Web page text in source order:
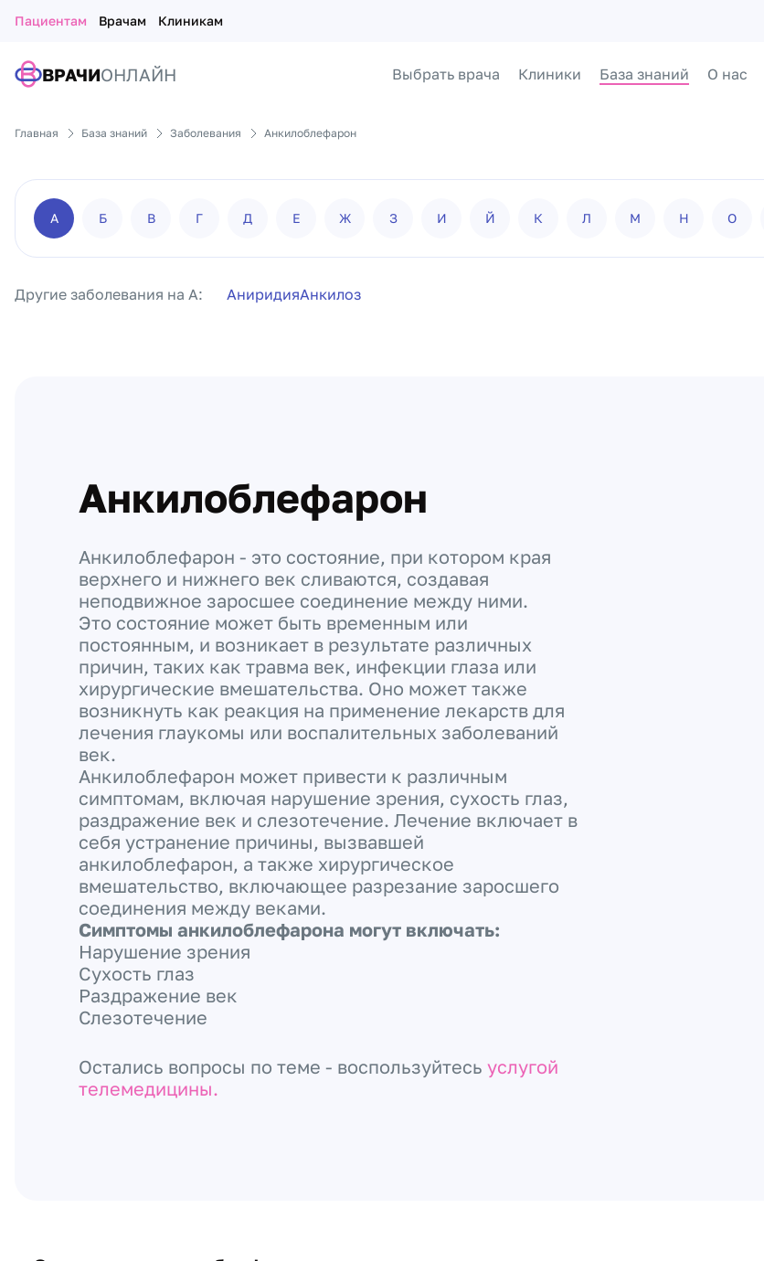
Пациентам Врачам Клиникам
ВРАЧИОНЛАЙН Выбрать врача Клиники База знаний О нас
Главная База знаний Заболевания Анкилоблефарон
А Б В Г Д Е Ж З И Й К Л М Н О
Другие заболевания на А: АниридияАнкилоз
Анкилоблефарон
Анкилоблефарон - это состояние, при котором края
верхнего и нижнего век сливаются, создавая
неподвижное заросшее соединение между ними.
Это состояние может быть временным или
постоянным, и возникает в результате различных
причин, таких как травма век, инфекции глаза или
хирургические вмешательства. Оно может также
возникнуть как реакция на применение лекарств для
лечения глаукомы или воспалительных заболеваний
век.
Анкилоблефарон может привести к различным
симптомам, включая нарушение зрения, сухость глаз,
раздражение век и слезотечение. Лечение включает в
себя устранение причины, вызвавшей
анкилоблефарон, а также хирургическое
вмешательство, включающее разрезание заросшего
соединения между веками.
Симптомы анкилоблефарона могут включать:
Нарушение зрения
Сухость глаз
Раздражение век
Слезотечение
Остались вопросы по теме - воспользуйтесь услугой
телемедицины.